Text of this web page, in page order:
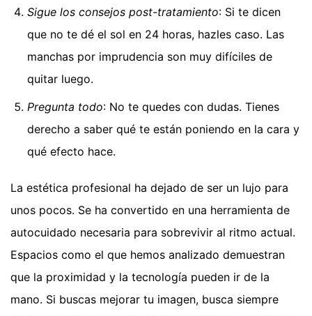
Sigue los consejos post-tratamiento: Si te dicen
que no te dé el sol en 24 horas, hazles caso. Las
manchas por imprudencia son muy difíciles de
quitar luego.
Pregunta todo: No te quedes con dudas. Tienes
derecho a saber qué te están poniendo en la cara y
qué efecto hace.
La estética profesional ha dejado de ser un lujo para
unos pocos. Se ha convertido en una herramienta de
autocuidado necesaria para sobrevivir al ritmo actual.
Espacios como el que hemos analizado demuestran
que la proximidad y la tecnología pueden ir de la
mano. Si buscas mejorar tu imagen, busca siempre